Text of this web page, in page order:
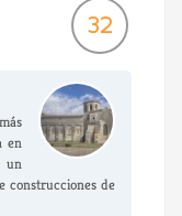
32
en
un
construcciones de